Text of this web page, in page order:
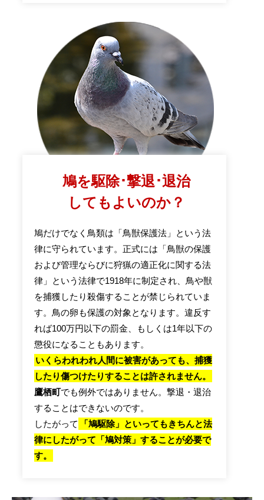
鳩を駆除･撃退･退治
してもよいのか？
鳩だけでなく鳥類は「鳥獣保護法」という法
律に守られています。正式には「鳥獣の保護
および管理ならびに狩猟の適正化に関する法
律」という法律で1918年に制定され、鳥や獣
を捕獲したり殺傷することが禁じられていま
す。鳥の卵も保護の対象となります。違反す
れば100万円以下の罰金、もしくは1年以下の
懲役になることもあります。
いくらわれわれ人間に被害があっても、捕獲
したり傷つけたりすることは許されません。
鷹栖町でも例外ではありません。撃退・退治
することはできないのです。
したがって
「鳩駆除」といってもきちんと法
律にしたがって「鳩対策」することが必要で
す。